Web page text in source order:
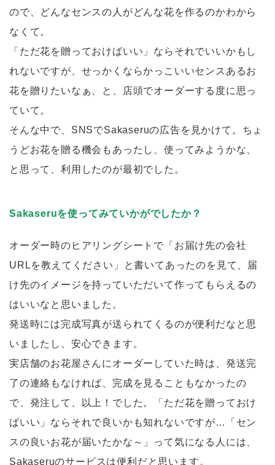
ので、どんなセンスの人がどんな花を作るのかわから
なくて。
「ただ花を贈っておけばいい」ならそれでいいかもし
れないですが、せっかくならかっこいいセンスあるお
花を贈りたいなぁ、と、店頭でオーダーする度に思っ
ていて。
そんな中で、SNSでSakaseruの広告を見かけて。ちょ
うどお花を贈る機会もあったし、使ってみようかな、
と思って、利用したのが最初でした。
Sakaseruを使ってみていかがでしたか？
オーダー時のヒアリングシートで「お届け先の会社
URLを教えてください」と書いてあったのを見て、届
け先のイメージを持っていただいて作ってもらえるの
はいいなと思いました。
発送時には完成写真が送られてくるのが便利だなと思
いましたし、安心できます。
実店舗のお花屋さんにオーダーしていた時は、発送完
了の連絡もなければ、完成を見ることもなかったの
で、発注して、以上！でした。「ただ花を贈っておけ
ばいい」ならそれで良いかも知れないですが…「セン
スの良いお花が届いたかな～」って気になる人には、
Sakaseruのサービスは便利だと思います。